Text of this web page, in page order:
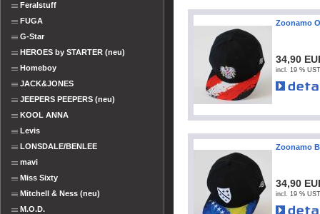
Feralstuff
FUGA
G-Star
HEROES by STARTER (neu)
Homeboy
JACK&JONES
JEEPERS PEEPERS (neu)
KOOL ANNA
Levis
LONSDALE/BENLEE
mavi
Miss Sixty
Mitchell & Ness (neu)
M.O.D.
Zoonamo
34,90
incl. 19 %
Zoonamo
34,90
incl. 19 %